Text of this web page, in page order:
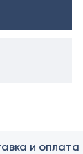
и оплата